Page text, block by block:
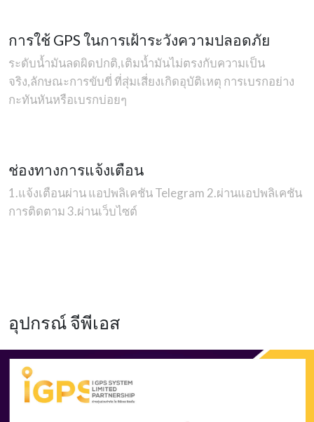
การใช้ GPS ในการเฝ้าระวังความปลอดภัย
ระดับน้ำมันลดผิดปกติ,เติมน้ำมันไม่ตรงกับความเป็น
จริง,ลักษณะการขับขี่ ที่สุ่มเสี่ยงเกิดอุบัติเหตุ การเบรกอย่าง
กะทันหันหรือเบรกบ่อยๆ
ช่องทางการแจ้งเตือน
1.แจ้งเตือนผ่าน แอปพลิเคชัน Telegram 2.ผ่านแอปพลิเคชัน
การติดตาม 3.ผ่านเว็บไซต์
อุปกรณ์ จีพีเอส